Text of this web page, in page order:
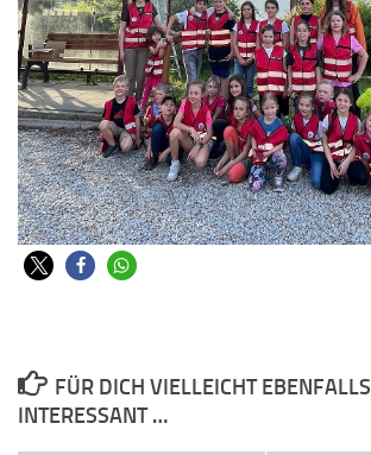
FÜR DICH VIELLEICHT EBENFALLS
INTERESSANT …